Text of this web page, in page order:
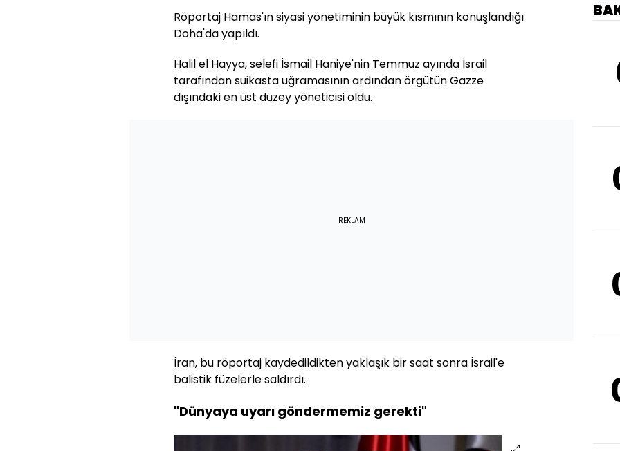
Röportaj Hamas'ın siyasi yönetiminin büyük kısmının konuşlandığı
Doha'da yapıldı.
Halil el Hayya, selefi İsmail Haniye'nin Temmuz ayında İsrail
tarafından suikasta uğramasının ardından örgütün Gazze
dışındaki en üst düzey yöneticisi oldu.
REKLAM
İran, bu röportaj kaydedildikten yaklaşık bir saat sonra İsrail'e
balistik füzelerle saldırdı.
"Dünyaya uyarı göndermemiz gerekti"